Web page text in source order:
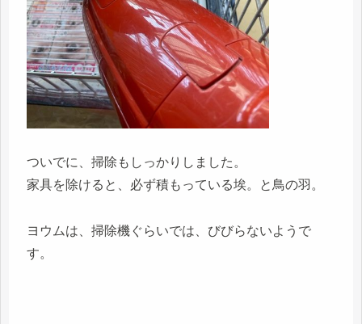
ついでに、掃除もしっかりしました。
家具を除けると、必ず積もっている埃。と鳥の羽。
ヨウムは、掃除機ぐらいでは、びびらないようで
す。